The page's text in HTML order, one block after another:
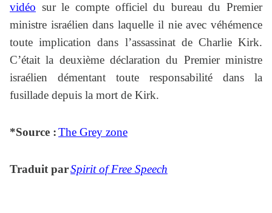
vidéo sur le compte officiel du bureau du Premier
ministre israélien dans laquelle il nie avec véhémence
toute implication dans l’assassinat de Charlie Kirk.
C’était la deuxième déclaration du Premier ministre
israélien démentant toute responsabilité dans la
fusillade depuis la mort de Kirk.
*Source :The Grey zone
Traduit parSpirit of Free Speech